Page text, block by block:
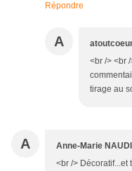
Répondre
A
<br /> <br
tirage au
A Anne-Marie
<br /> Décoratif...et